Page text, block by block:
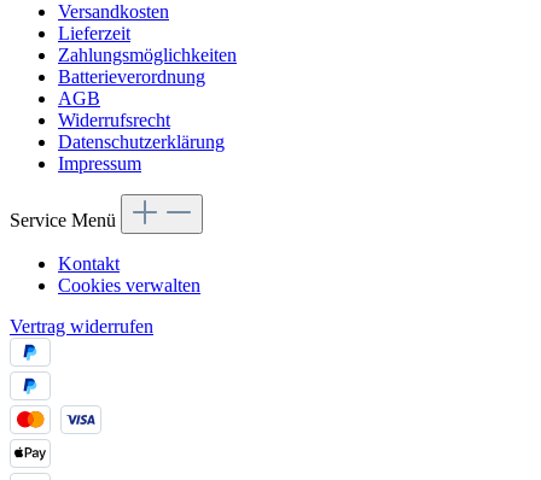
Versandkosten
Lieferzeit
Zahlungsmöglichkeiten
Batterieverordnung
AGB
Widerrufsrecht
Datenschutzerklärung
Impressum
Service Menü
Kontakt
Cookies verwalten
Vertrag widerrufen